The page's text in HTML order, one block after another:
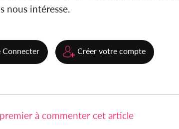
nous intéresse.
Connecter Créer votre compte
à commenter cet article